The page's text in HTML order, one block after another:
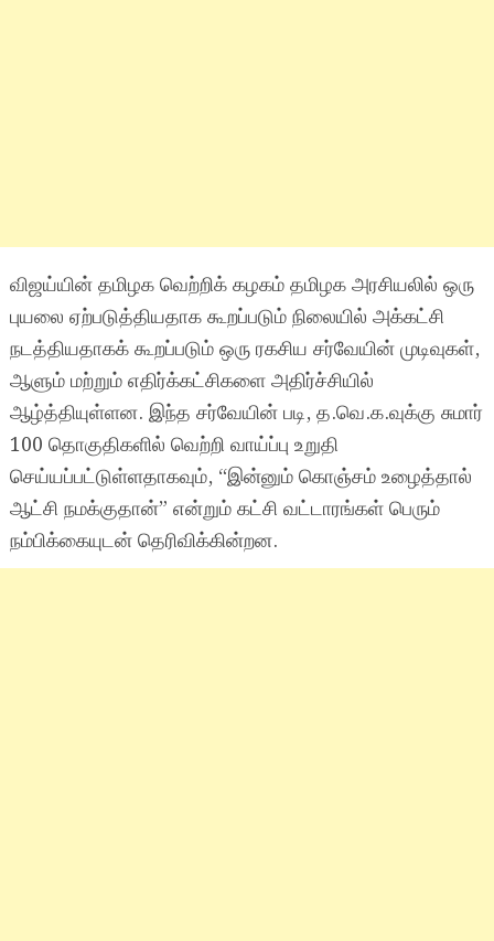
விஜய்யின் தமிழக வெற்றிக் கழகம் தமிழக அரசியலில் ஒரு
புயலை ஏற்படுத்தியதாக கூறப்படும் நிலையில் அக்கட்சி
நடத்தியதாகக் கூறப்படும் ஒரு ரகசிய சர்வேயின் முடிவுகள்,
ஆளும் மற்றும் எதிர்க்கட்சிகளை அதிர்ச்சியில்
ஆழ்த்தியுள்ளன. இந்த சர்வேயின் படி, த.வெ.க.வுக்கு சுமார்
100 தொகுதிகளில் வெற்றி வாய்ப்பு உறுதி
செய்யப்பட்டுள்ளதாகவும், “இன்னும் கொஞ்சம் உழைத்தால்
ஆட்சி நமக்குதான்” என்றும் கட்சி வட்டாரங்கள் பெரும்
நம்பிக்கையுடன் தெரிவிக்கின்றன.